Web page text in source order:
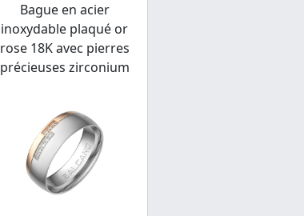
Bague en acier
inoxydable plaqué or
rose 18K avec pierres
précieuses zirconium